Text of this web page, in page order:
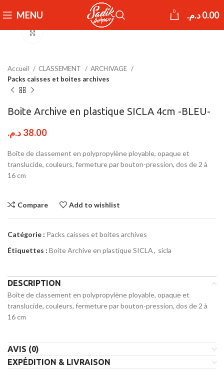
MENU 0 0.00د.م.
Accueil CLASSEMENT
ARCHIVAGE
Packs caisses et boites archives
Boite Archive en plastique SICLA 4cm -BLEU-
38.00 د.م.
Boîte de classement en polypropylène ployable, opaque et
translucide, couleurs, fermeture par bouton-pression, dos de 2 à
16 cm
Compare Add to wishlist
Catégorie : Packs caisses et boites archives
Étiquettes : Boite Archive en plastique SICLA, sicla
DESCRIPTION
Boîte de classement en polypropylène ployable, opaque et
translucide, couleurs, fermeture par bouton-pression, dos de 2 à
16 cm
AVIS (0)
EXPÉDITION & LIVRAISON